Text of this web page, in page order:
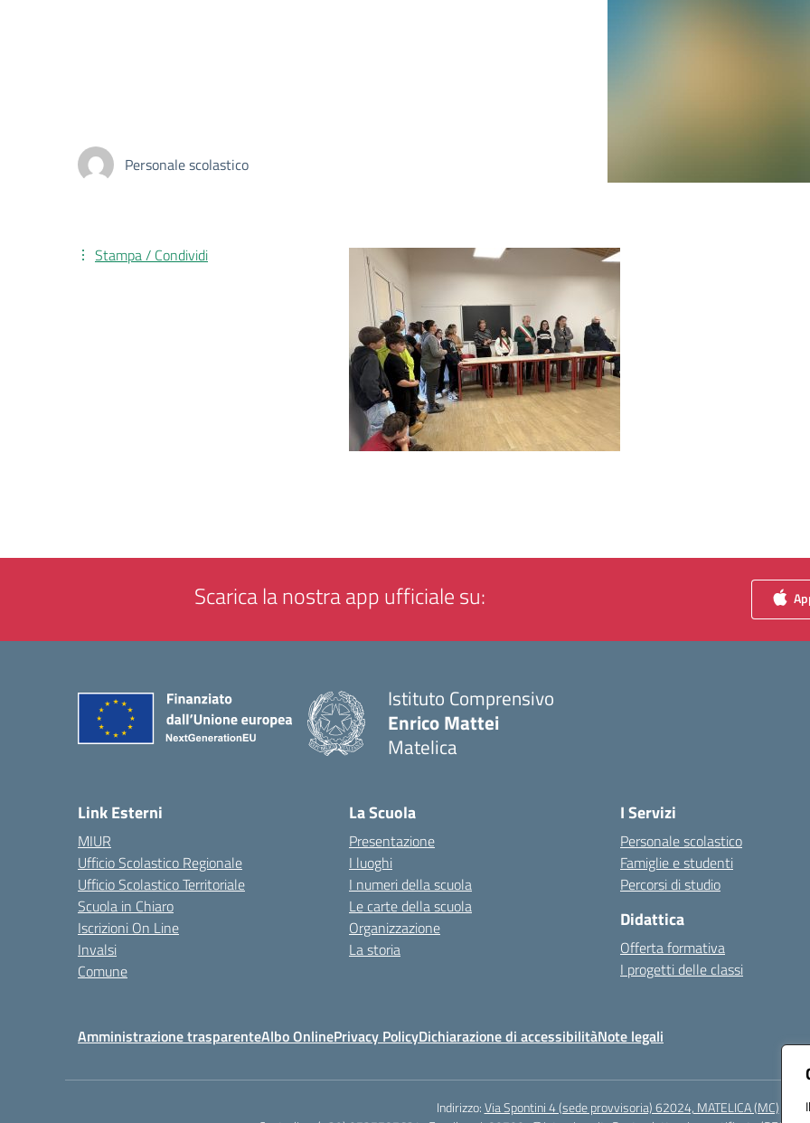
Personale scolastico
Stampa / Condividi
Scarica la nostra app ufficiale su:
Istituto Comprensivo
Enrico Mattei
Matelica
Link Esterni
MIUR
Ufficio Scolastico Regionale
Ufficio Scolastico Territoriale
Scuola in Chiaro
Iscrizioni On Line
Invalsi
Comune
La Scuola
Presentazione
I luoghi
I numeri della scuola
Le carte della scuola
Organizzazione
La storia
I Servizi
Personale scolastico
Famiglie e studenti
Percorsi di studio
Didattica
Offerta formativa
I progetti delle classi
Amministrazione trasparenteAlbo OnlinePrivacy PolicyDichiarazione di accessibilitàNote legali
Indirizzo:Via Spontini 4 (sede provvisoria) 62024, MATELICA (MC)